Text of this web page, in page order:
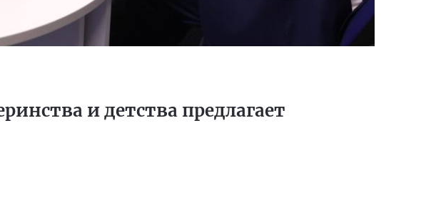
и детства предлагает